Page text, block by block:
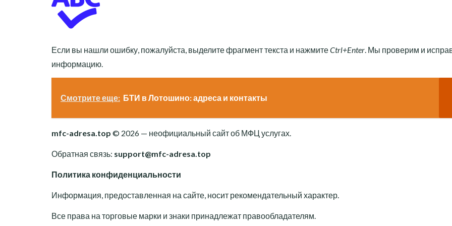
Если вы нашли ошибку, пожалуйста, выделите фрагмент текста и нажмитеCtrl+Enter. Мы проверим и
информацию.
Смотрите еще: БТИ в Лотошино: адреса и контакты
mfc-adresa.top © 2026 — неофициальный сайт об МФЦ услугах.
Обратная связь: support@mfc-adresa.top
Политика конфиденциальности
Информация, предоставленная на сайте, носит рекомендательный характер.
Все права на торговые марки и знаки принадлежат правообладателям.